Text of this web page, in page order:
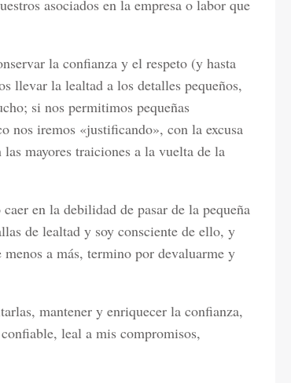
asociados en la empresa o labor que
la confianza y el respeto (y hasta
llevar la lealtad a los detalles pequeños,
si nos permitimos pequeñas
nos iremos «justificando», con la excusa
mayores traiciones a la vuelta de la
en la debilidad de pasar de la pequeña
de lealtad y soy consciente de ello, y
a más, termino por devaluarme y
mantener y enriquecer la confianza,
leal a mis compromisos,